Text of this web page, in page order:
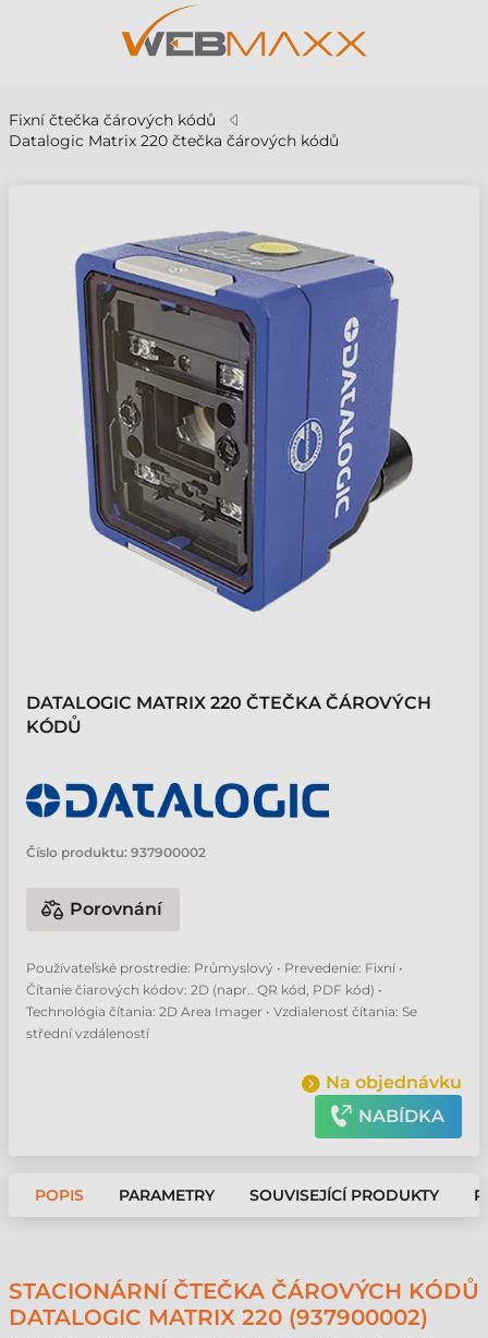
Fixní čtečka čárových kódů
Datalogic Matrix 220 čtečka čárových kódů
DATALOGIC MATRIX 220 ČTEČKA ČÁROVÝCH
KÓDŮ
Číslo produktu: 937900002
Porovnání
Používateľské prostredie: Průmyslový • Prevedenie: Fixní •
Čítanie čiarových kódov: 2D (napr.. QR kód, PDF kód) •
Technológia čítania: 2D Area Imager • Vzdialenosť čítania: Se
střední vzdáleností
Na objednávku
NABÍDKA
POPIS PARAMETRY SOUVISEJÍCÍ PRODUKTY
STACIONÁRNÍ ČTEČKA ČÁROVÝCH KÓDŮ
DATALOGIC MATRIX 220 (937900002)